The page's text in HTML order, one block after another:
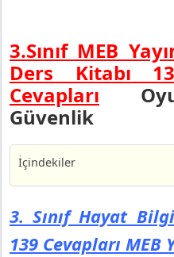
3.Sınıf MEB
Ders Kitabı
Cevapları
Güvenlik
İçindekiler
3. Sınıf Hayat Bilgisi
MEB Yayınları
DÜŞÜNELİM
KEŞFEDELİM
3. Sınıf Hayat
139 Cevapları MEB